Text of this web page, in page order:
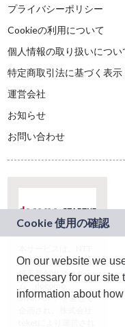
プライバシーポリシー
Cookieの利用について
個人情報の取り扱いについ
特定商取引法に基づく表示
運営会社
お知らせ
お問い合わせ
ドコモグループの新
規事業創出プログラ
ム「docomo
STARTUP」を通じて
On our website we
necessary for our site
information about